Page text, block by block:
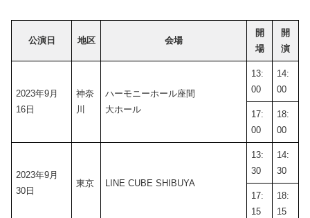
公演日 地区 会場
開
場
開
演
2023年9月
16日
神奈
川
ハーモニーホール座間
大ホール
13:
00
14:
00
17:
00
18:
00
2023年9月
30日
東京 LINE CUBE SHIBUYA
13:
30
14:
30
17:
15
18:
15